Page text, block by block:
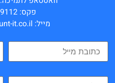
פקס: 02-6569112
מייל: info@account-it.co.il